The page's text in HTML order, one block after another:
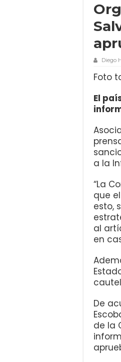
Diego
Foto
El
a la
“La
que
esto,
al
en
De
de la